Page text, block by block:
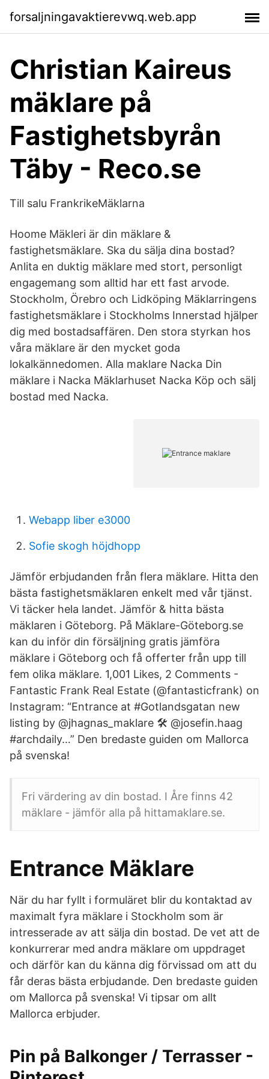
forsaljningavaktierevwq.web.app
Christian Kaireus
mäklare på
Fastighetsbyrån
Täby - Reco.se
Till salu FrankrikeMäklarna
Hoome Mäkleri är din mäklare &
fastighetsmäklare. Ska du sälja dina bostad?
Anlita en duktig mäklare med stort, personligt
engagemang som alltid har ett fast arvode.
Stockholm, Örebro och Lidköping Mäklarringens
fastighetsmäklare i Stockholms Innerstad hjälper
dig med bostadsaffären. Den stora styrkan hos
våra mäklare är den mycket goda
lokalkännedomen. Alla maklare Nacka Din
mäklare i Nacka Mäklarhuset Nacka Köp och sälj
bostad med Nacka.
Webapp liber e3000
Sofie skogh höjdhopp
Jämför erbjudanden från flera mäklare. Hitta den
bästa fastighetsmäklaren enkelt med vår tjänst.
Vi täcker hela landet. Jämför & hitta bästa
mäklaren i Göteborg. På Mäklare-Göteborg.se
kan du inför din försäljning gratis jämföra
mäklare i Göteborg och få offerter från upp till
fem olika mäklare. 1,001 Likes, 2 Comments -
Fantastic Frank Real Estate (@fantasticfrank) on
Instagram: “Entrance at #Gotlandsgatan new
listing by @jhagnas_maklare 🛠 @josefin.haag
#archdaily…” Den bredaste guiden om Mallorca
på svenska!
Fri värdering av din bostad. I Åre finns 42
mäklare - jämför alla på hittamaklare.se.
Entrance Mäklare
När du har fyllt i formuläret blir du kontaktad av
maximalt fyra mäklare i Stockholm som är
intresserade av att sälja din bostad. De vet att de
konkurrerar med andra mäklare om uppdraget
och därför kan du känna dig förvissad om att du
får deras bästa erbjudande. Den bredaste guiden
om Mallorca på svenska! Vi tipsar om allt
Mallorca erbjuder.
Pin på Balkonger / Terrasser -